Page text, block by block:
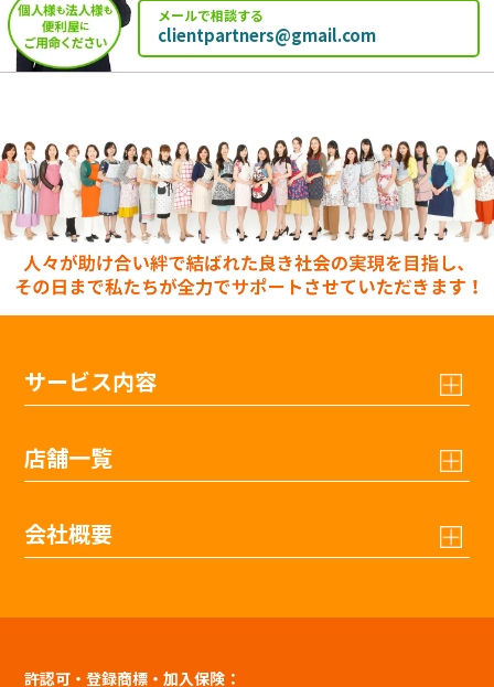
メールで相談する
clientpartners@gmail.com
サービス内容
店舗一覧
会社概要
許認可・登録商標・加入保険：